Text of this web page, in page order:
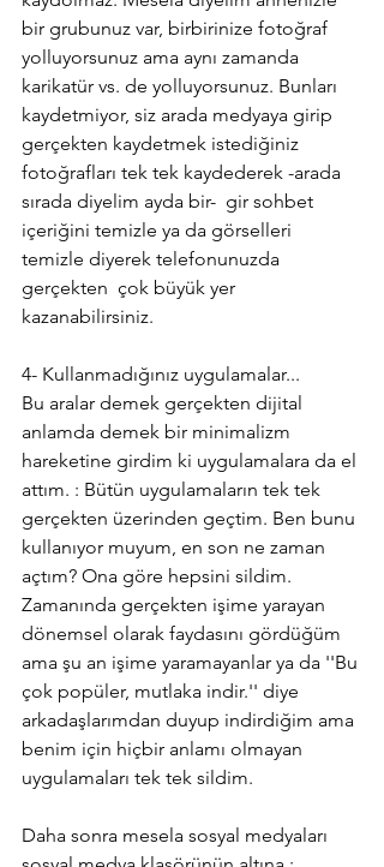
bir grubunuz var, birbirinize fotoğraf
yolluyorsunuz ama aynı zamanda
karikatür vs. de yolluyorsunuz. Bunları
kaydetmiyor, siz arada medyaya girip
gerçekten kaydetmek istediğiniz
fotoğrafları tek tek kaydederek -arada
sırada diyelim ayda bir-  gir sohbet
içeriğini temizle ya da görselleri
temizle diyerek telefonunuzda
gerçekten  çok büyük yer
kazanabilirsiniz.
4- Kullanmadığınız uygulamalar...
Bu aralar demek gerçekten dijital
anlamda demek bir minimalizm
hareketine girdim ki uygulamalara da el
attım. : Bütün uygulamaların tek tek
gerçekten üzerinden geçtim. Ben bunu
kullanıyor muyum, en son ne zaman
açtım? Ona göre hepsini sildim.
Zamanında gerçekten işime yarayan
dönemsel olarak faydasını gördüğüm
ama şu an işime yaramayanlar ya da ''Bu
çok popüler, mutlaka indir.'' diye
arkadaşlarımdan duyup indirdiğim ama
benim için hiçbir anlamı olmayan
uygulamaları tek tek sildim.
Daha sonra mesela sosyal medyaları